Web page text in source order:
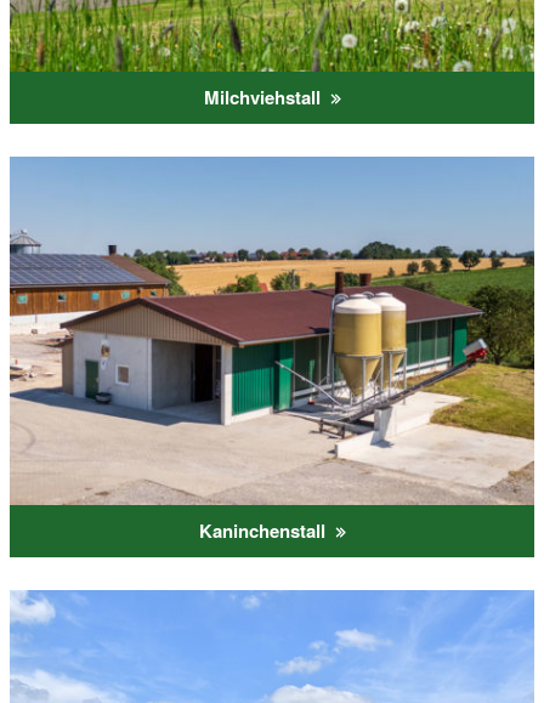
Milchviehstall
Kaninchenstall